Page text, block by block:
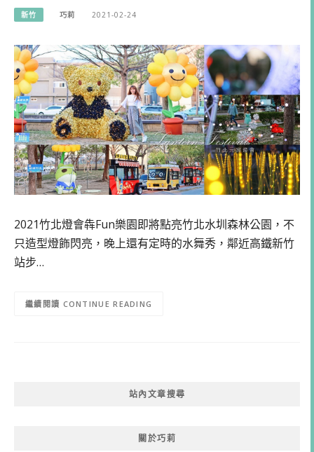
新竹 巧莉 2021-02-24
2021竹北燈會犇Fun樂園即將點亮竹北水圳森林公園，不
只造型燈飾閃亮，晚上還有定時的水舞秀，鄰近高鐵新竹
站步…
CONTINUE READING
站內文章搜尋
關於巧莉